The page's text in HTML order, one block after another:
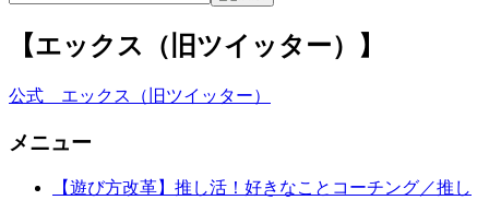
【エックス（旧ツイッター）】
公式 エックス（旧ツイッター）
メニュー
【遊び方改革】推し活！好きなことコーチング／推し